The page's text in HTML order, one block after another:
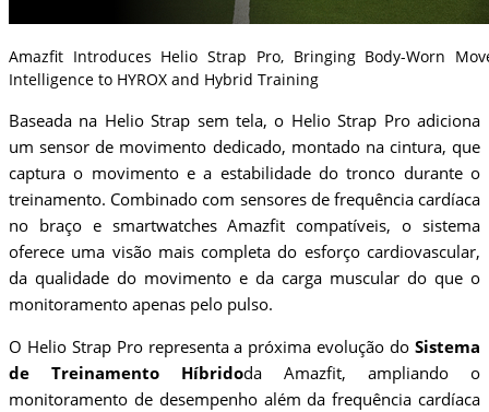
Amazfit Introduces Helio Strap Pro, Bringing Body-Worn
Intelligence to HYROX and Hybrid Training
Baseada na Helio Strap sem tela, o Helio Strap Pro adiciona
um sensor de movimento dedicado, montado na cintura, que
captura o movimento e a estabilidade do tronco durante o
treinamento. Combinado com sensores de frequência cardíaca
no braço e smartwatches Amazfit compatíveis, o sistema
oferece uma visão mais completa do esforço cardiovascular,
da qualidade do movimento e da carga muscular do que o
monitoramento apenas pelo pulso.
O Helio Strap Pro representa a próxima evolução do Sistema
de Treinamento Híbridoda Amazfit, ampliando o
monitoramento de desempenho além da frequência cardíaca